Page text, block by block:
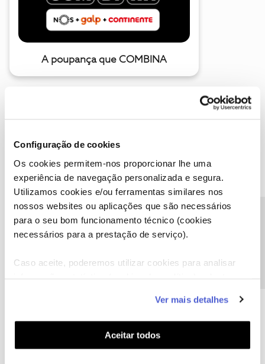
Configuração de cookies
Os cookies permitem-nos proporcionar lhe uma
experiência de navegação personalizada e segura.
Utilizamos cookies e/ou ferramentas similares nos
nossos websites ou aplicações que são necessários
para o seu bom funcionamento técnico (cookies
necessários para a prestação de serviço).
Caso aceite, poderemos utilizar cookies para analisar
funcionalidades (cookies de personalização e
funcionalidade) e adaptar anúncios aos seus interesses
(cookies de publicidade personalizada). Pode gerir a
utilização dos cookies clicando em "Configurar
Ver mais detalhes
Aceitar todos
A poupança que COMBINA
Descubra as novidades de julho
Hall of Fame de julho